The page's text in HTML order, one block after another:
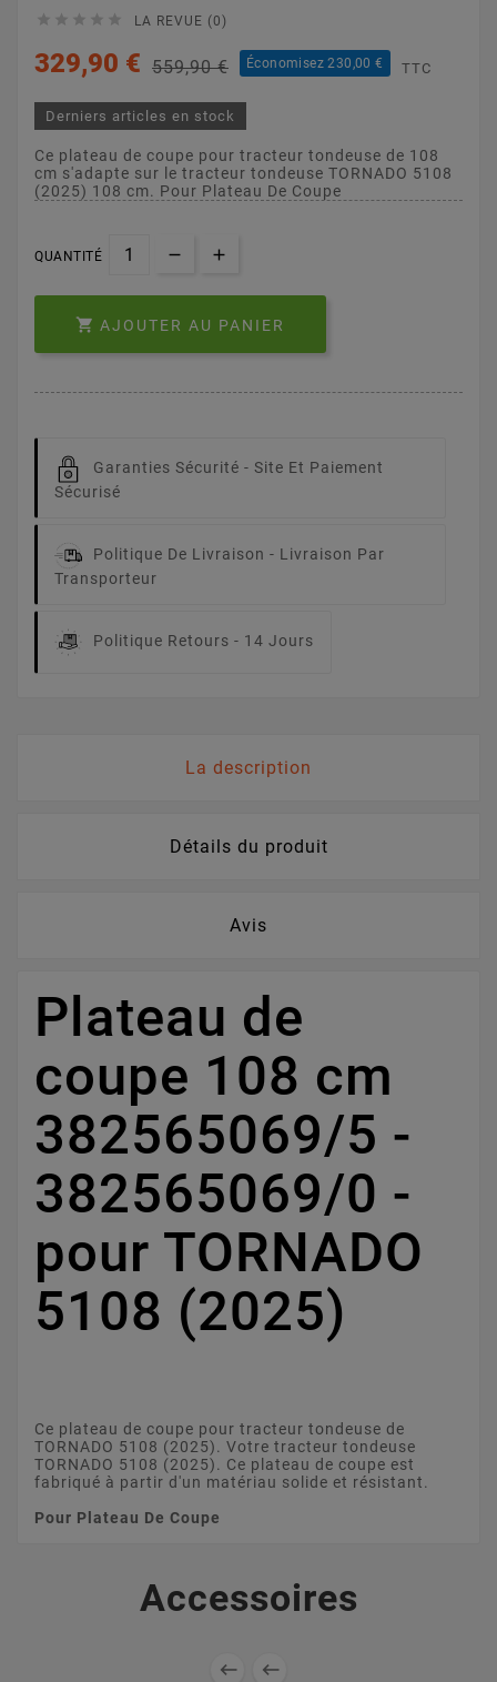
     LA REVUE (0)
329,90 € 559,90 € Économisez 230,00 € TTC
Derniers articles en stock
Ce plateau de coupe pour tracteur tondeuse de 108
cm s'adapte sur le tracteur tondeuse TORNADO 5108
(2025) 108 cm. Pour Plateau De Coupe
QUANTITÉ
 AJOUTER AU PANIER
Garanties Sécurité - Site Et Paiement
Sécurisé
Politique De Livraison - Livraison Par
Transporteur
Politique Retours - 14 Jours
La description
Détails du produit
Avis
Plateau de
coupe 108 cm
382565069/5 -
382565069/0 -
pour TORNADO
5108 (2025)
Ce plateau de coupe pour tracteur tondeuse de
TORNADO 5108 (2025). Votre tracteur tondeuse
TORNADO 5108 (2025). Ce plateau de coupe est
fabriqué à partir d'un matériau solide et résistant.
Pour Plateau De Coupe
Accessoires
 